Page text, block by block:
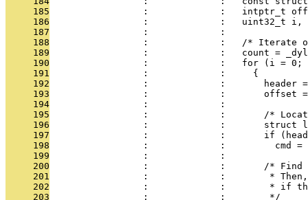
     185
:             :   intptr_t
     186
:             :   uint32_t i,
     187
                 :             :
     188
:             :   /* Iterate
     189
:             :   count =
     190
:             :   for (i = 0;
     191
                 :             :     {
     192
:             :       header
     193
:             :       offset
     194
                 :             :
     195
:             :       /*
     196
:             :       struct
     197
:             :       if
     198
:             :         cmd
     199
                 :             :
     200
:             :       /*
     201
:             :        *
     202
:             :        * if
     203
                 :             :        */